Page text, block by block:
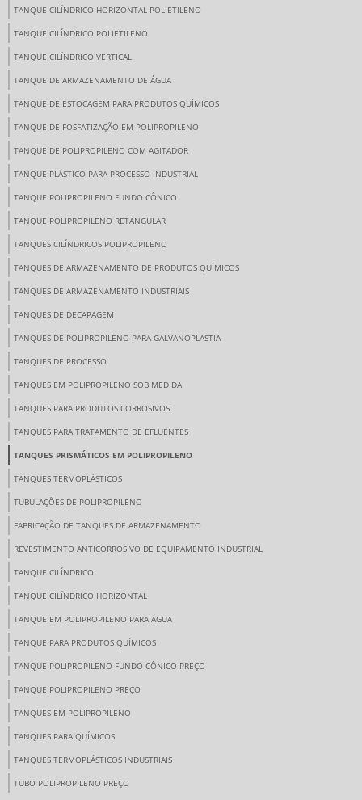
TANQUE CILÍNDRICO HORIZONTAL POLIETILENO
TANQUE CILÍNDRICO POLIETILENO
TANQUE CILÍNDRICO VERTICAL
TANQUE DE ARMAZENAMENTO DE ÁGUA
TANQUE DE ESTOCAGEM PARA PRODUTOS QUÍMICOS
TANQUE DE FOSFATIZAÇÃO EM POLIPROPILENO
TANQUE DE POLIPROPILENO COM AGITADOR
TANQUE PLÁSTICO PARA PROCESSO INDUSTRIAL
TANQUE POLIPROPILENO FUNDO CÔNICO
TANQUE POLIPROPILENO RETANGULAR
TANQUES CILÍNDRICOS POLIPROPILENO
TANQUES DE ARMAZENAMENTO DE PRODUTOS QUÍMICOS
TANQUES DE ARMAZENAMENTO INDUSTRIAIS
TANQUES DE DECAPAGEM
TANQUES DE POLIPROPILENO PARA GALVANOPLASTIA
TANQUES DE PROCESSO
TANQUES EM POLIPROPILENO SOB MEDIDA
TANQUES PARA PRODUTOS CORROSIVOS
TANQUES PARA TRATAMENTO DE EFLUENTES
TANQUES PRISMÁTICOS EM POLIPROPILENO
TANQUES TERMOPLÁSTICOS
TUBULAÇÕES DE POLIPROPILENO
FABRICAÇÃO DE TANQUES DE ARMAZENAMENTO
REVESTIMENTO ANTICORROSIVO DE EQUIPAMENTO INDUSTRIAL
TANQUE CILÍNDRICO
TANQUE CILÍNDRICO HORIZONTAL
TANQUE EM POLIPROPILENO PARA ÁGUA
TANQUE PARA PRODUTOS QUÍMICOS
TANQUE POLIPROPILENO FUNDO CÔNICO PREÇO
TANQUE POLIPROPILENO PREÇO
TANQUES EM POLIPROPILENO
TANQUES PARA QUÍMICOS
TANQUES TERMOPLÁSTICOS INDUSTRIAIS
TUBO POLIPROPILENO PREÇO